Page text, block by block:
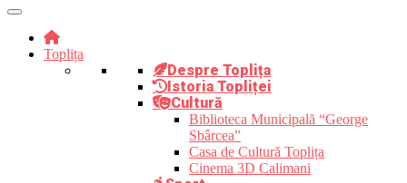
Toplița
Despre Toplița
Istoria Topliței
Cultură
Biblioteca Municipală “George
Sbârcea”
Casa de Cultură Toplița
Cinema 3D Calimani